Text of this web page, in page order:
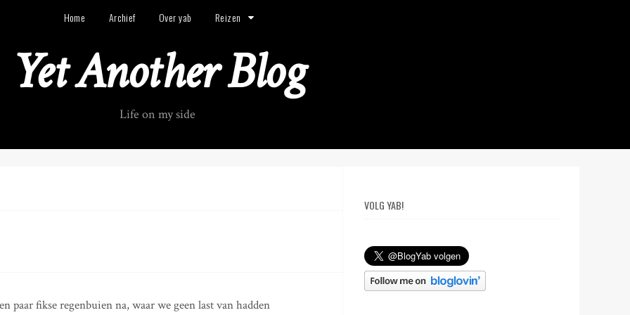
Home Archief Over yab Reizen
Yet Another Blog
Life on my side
paar fikse regenbuien na, waar we geen last van hadden
VOLG YAB!